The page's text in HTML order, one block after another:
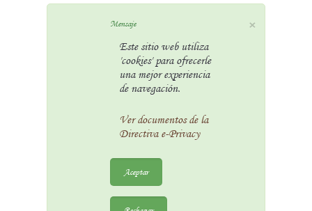
×
Mensaje
Este sitio web utiliza
'cookies' para ofrecerle
una mejor experiencia
de navegación.
Ver documentos de la
Directiva e-Privacy
Aceptar